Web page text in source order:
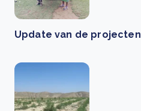
Update van de projecten